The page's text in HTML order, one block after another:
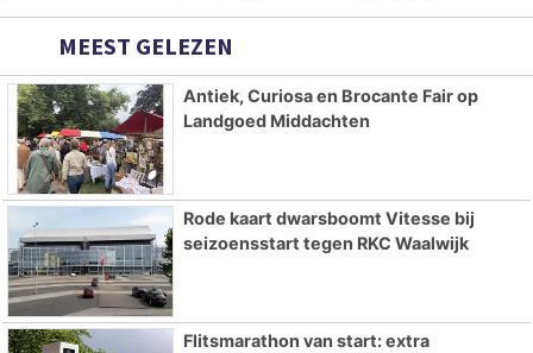
MEEST GELEZEN
Antiek, Curiosa en Brocante Fair op
Landgoed Middachten
Rode kaart dwarsboomt Vitesse bij
seizoensstart tegen RKC Waalwijk
Flitsmarathon van start: extra